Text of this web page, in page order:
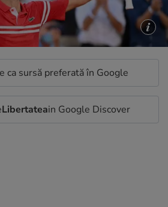
ca sursă preferată în Google
Libertateain Google Discover